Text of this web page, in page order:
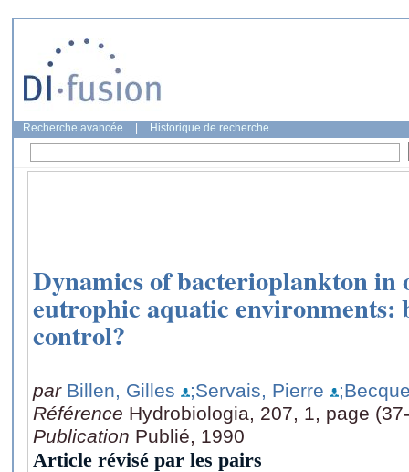
Recherche avancée Historique de recherche
Dynamics of bacterioplankton in
eutrophic aquatic environments:
control?
par Billen, Gilles ;Servais, Pierre
Référence Hydrobiologia, 207, 1, page
Publication Publié, 1990
Article révisé par les pairs